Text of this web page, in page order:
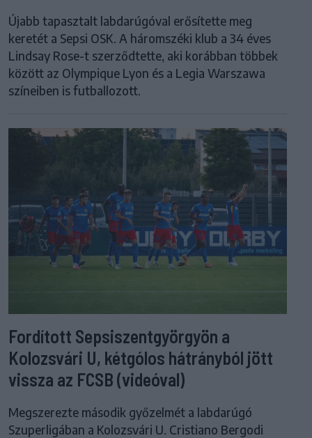
Újabb tapasztalt labdarúgóval erősítette meg
keretét a Sepsi OSK. A háromszéki klub a 34 éves
Lindsay Rose-t szerződtette, aki korábban többek
között az Olympique Lyon és a Legia Warszawa
színeiben is futballozott.
Fordított Sepsiszentgyörgyön a
Kolozsvári U, kétgólos hátrányból jött
vissza az FCSB (videóval)
Megszerezte második győzelmét a labdarúgó
Szuperligában a Kolozsvári U. Cristiano Bergodi